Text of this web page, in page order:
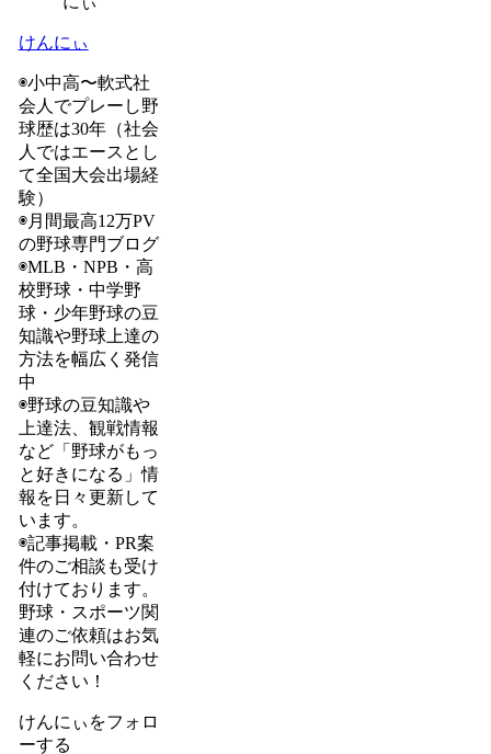
けんにぃ
◉小中高〜軟式社
会人でプレーし野
球歴は30年（社会
人ではエースとし
て全国大会出場経
験）
◉月間最高12万PV
の野球専門ブログ
◉MLB・NPB・高
校野球・中学野
球・少年野球の豆
知識や野球上達の
方法を幅広く発信
中
◉野球の豆知識や
上達法、観戦情報
など「野球がもっ
と好きになる」情
報を日々更新して
います。
◉記事掲載・PR案
件のご相談も受け
付けております。
野球・スポーツ関
連のご依頼はお気
軽にお問い合わせ
ください！
けんにぃをフォロ
ーする